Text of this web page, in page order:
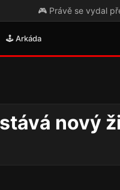
překlad pro GRAIN ROT!🎮
🕹️ Arkáda
nový